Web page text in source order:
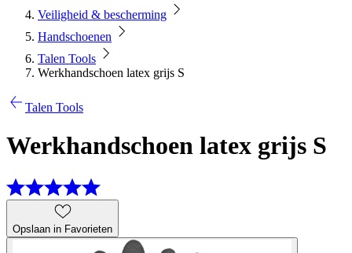
Veiligheid & bescherming
Handschoenen
Talen Tools
Werkhandschoen latex grijs S
Talen Tools
Werkhandschoen latex grijs S
Opslaan in Favorieten